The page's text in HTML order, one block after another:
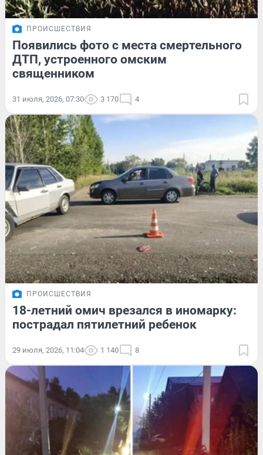
ПРОИСШЕСТВИЯ
Появились фото с места смертельного
ДТП, устроенного омским
священником
31 июля, 2026, 07:30 3 170 4
ПРОИСШЕСТВИЯ
18-летний омич врезался в иномарку:
пострадал пятилетний ребенок
29 июля, 2026, 11:04 1 140 8